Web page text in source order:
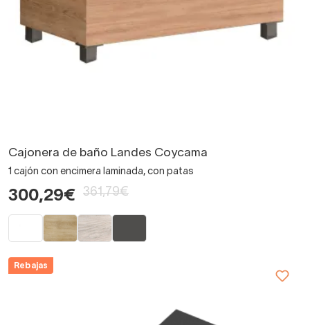
Cajonera de baño Landes Coycama
1 cajón con encimera laminada, con patas
300,29€ 361,79€
Rebajas